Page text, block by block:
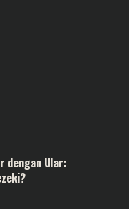
dengan Ular: